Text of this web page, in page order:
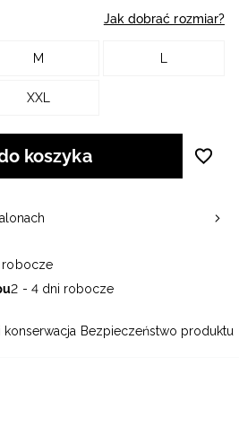
konserwacja Bezpieczeństwo produktu
Jak dobrać rozmiar?
M L
XXL
koszyka
robocze
2 - 4 dni robocze